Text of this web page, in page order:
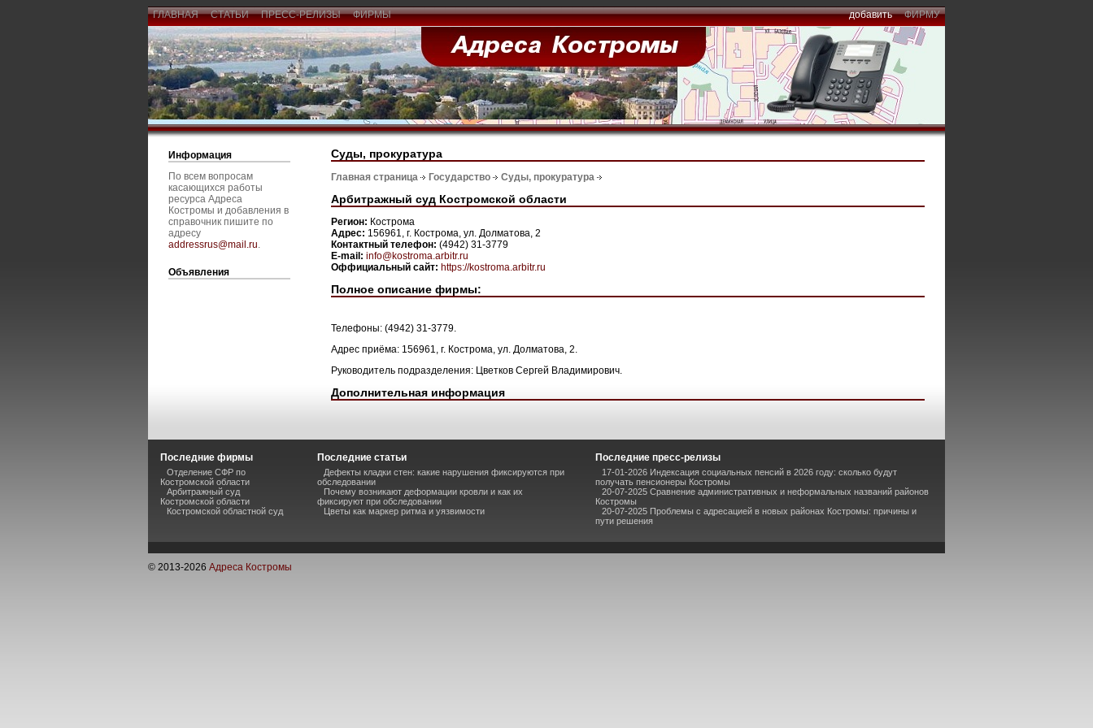
ГЛАВНАЯ СТАТЬИ ПРЕСС-РЕЛИЗЫ ФИРМЫ добавить ФИРМУ
Информация
По всем вопросам
касающихся работы
ресурса Адреса
Костромы и добавления в
справочник пишите по
адресу
addressrus@mail.ru.
Объявления
Суды, прокуратура
Главная страница Государство Суды, прокуратура
Арбитражный суд Костромской области
Регион: Кострома
Адрес: 156961, г. Кострома, ул. Долматова, 2
Контактный телефон: (4942) 31-3779
E-mail: info@kostroma.arbitr.ru
Оффициальный сайт: https://kostroma.arbitr.ru
Полное описание фирмы:
Телефоны: (4942) 31-3779.
Адрес приёма: 156961, г. Кострома, ул. Долматова, 2.
Руководитель подразделения: Цветков Сергей Владимирович.
Дополнительная информация
Последние фирмы
Отделение СФР по
Костромской области
Арбитражный суд
Костромской области
Костромской областной суд
Последние статьи
Дефекты кладки стен: какие нарушения фиксируются при
обследовании
Почему возникают деформации кровли и как их
фиксируют при обследовании
Цветы как маркер ритма и уязвимости
Последние пресс-релизы
17-01-2026 Индексация социальных пенсий в 2026 году: сколько будут
получать пенсионеры Костромы
20-07-2025 Сравнение административных и неформальных названий районов
Костромы
20-07-2025 Проблемы с адресацией в новых районах Костромы: причины и
пути решения
© 2013-2026 Адреса Костромы